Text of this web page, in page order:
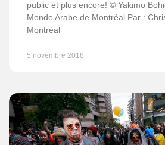
public et plus encore! © Yakimo
Monde Arabe de Montréal Par :
Montréal
5 novembre 2018